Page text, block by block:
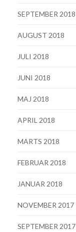
SEPTEMBER 2018
AUGUST 2018
JULI 2018
JUNI 2018
MAJ 2018
APRIL 2018
MARTS 2018
FEBRUAR 2018
JANUAR 2018
NOVEMBER 2017
SEPTEMBER 2017